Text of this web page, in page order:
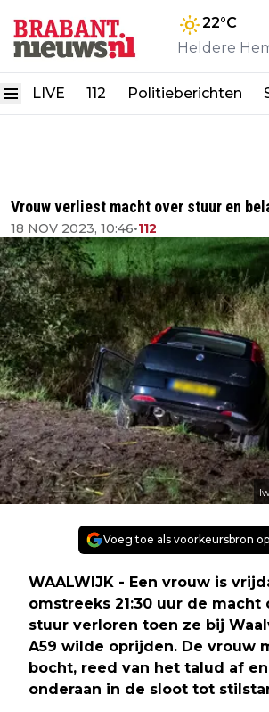
22°C
Heldere
LIVE 112 Politieberichten
Vrouw verliest macht over stuur en
18 NOV 2023, 10:46•112
Voeg toe als voorkeursbron
WAALWIJK - Een vrouw is
omstreeks 21:30 uur de macht
stuur verloren toen ze bij
A59 wilde oprijden. De vrouw
bocht, reed van het talud af
onderaan in de sloot tot